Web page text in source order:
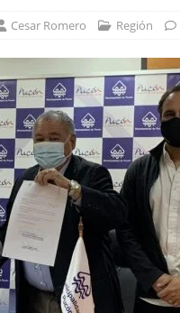
Cesar Romero Región